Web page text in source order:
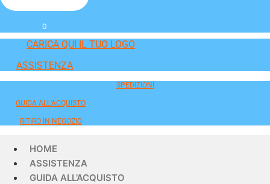
0
CARICA QUI IL TUO LOGO
ASSISTENZA
SPEDIZIONI
GUIDA ALL'ACQUISTO
RITIRO IN NEGOZIO
HOME
ASSISTENZA
GUIDA ALL’ACQUISTO